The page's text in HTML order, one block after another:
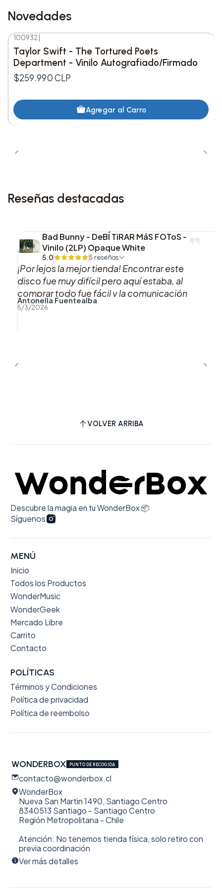
Novedades
Nuevo
100932
Taylor Swift - The Tortured Poets
Department - Vinilo Autografiado/Firmado
$259.990 CLP
Agregar al Carro
Reseñas destacadas
Bad Bunny - DeBÍ TiRAR MáS FOToS -
Vinilo (2LP) Opaque White
5.0 5 reseñas
¡Por lejos la mejor tienda! Encontrar este
disco fue muy difícil pero aquí estaba, al
comprar todo fue fácil y la comunicación
sobre el proceso y las actualizaciones de mi
Antonella Fuentealba
5/3/2026
VOLVER ARRIBA
Descubre la magia en tu WonderBox 📦
Síguenos
MENÚ
Inicio
Todos los Productos
WonderMusic
WonderGeek
Mercado Libre
Carrito
Contacto
POLÍTICAS
Términos y Condiciones
Política de privacidad
Política de reembolso
WONDERBOX PUNTO DE RECOGIDA
contacto@wonderbox.cl
WonderBox
Nueva San Martin 1490, Santiago Centro
8340513 Santiago - Santiago Centro
Región Metropolitana - Chile
Atención: No tenemos tienda física, solo retiro con
previa coordinación
Ver más detalles